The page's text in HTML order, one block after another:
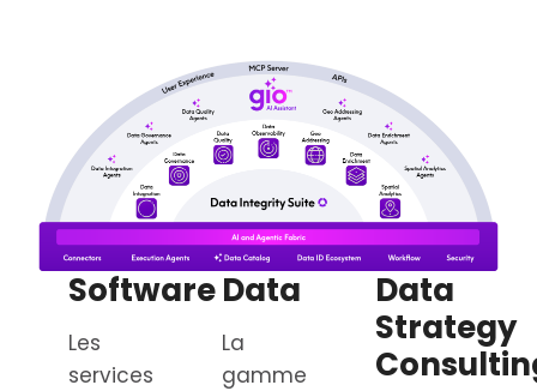
Software
Les
services
Data
La
gamme
Data
Strategy